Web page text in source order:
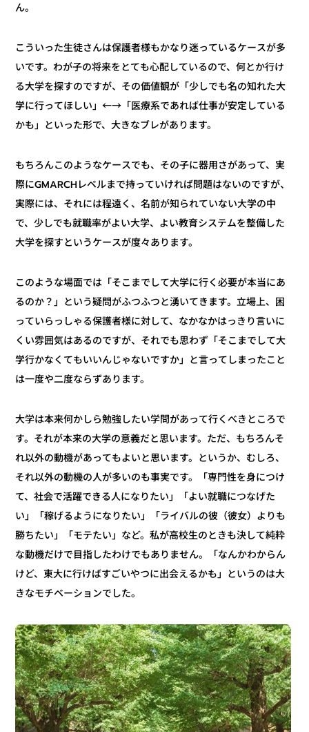
ん。
こういった生徒さんは保護者様もかなり迷っているケースが多
いです。わが子の将来をとても心配しているので、何とか行け
る大学を探すのですが、その価値観が「少しでも名の知れた大
学に行ってほしい」←→「医療系であれば仕事が安定している
かも」といった形で、大きなブレがあります。
もちろんこのようなケースでも、その子に器用さがあって、実
際にGMARCHレベルまで持っていければ問題はないのですが、
実際には、それには程遠く、名前が知られていない大学の中
で、少しでも就職率がよい大学、よい教育システムを整備した
大学を探すというケースが度々あります。
このような場面では「そこまでして大学に行く必要が本当にあ
るのか？」という疑問がふつふつと湧いてきます。立場上、困
っていらっしゃる保護者様に対して、なかなかはっきり言いに
くい雰囲気はあるのですが、それでも思わず「そこまでして大
学行かなくてもいいんじゃないですか」と言ってしまったこと
は一度や二度ならずあります。
大学は本来何かしら勉強したい学問があって行くべきところで
す。それが本来の大学の意義だと思います。ただ、もちろんそ
れ以外の動機があってもよいと思います。というか、むしろ、
それ以外の動機の人が多いのも事実です。「専門性を身につけ
て、社会で活躍できる人になりたい」「よい就職につなげた
い」「稼げるようになりたい」「ライバルの彼（彼女）よりも
勝ちたい」「モテたい」など。私が高校生のときも決して純粋
な動機だけで目指したわけでもありません。「なんかわからん
けど、東大に行けばすごいやつに出会えるかも」というのは大
きなモチベーションでした。